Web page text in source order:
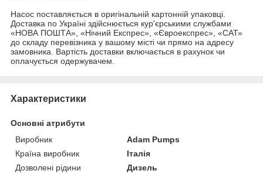
Насос поставляється в оригінальній картонній упаковці.
Доставка по Україні здійснюється кур'єрськими службами
«НОВА ПОШТА», «Нічний Експрес», «Євроекспрес», «САТ»
до складу перевізника у вашому місті чи прямо на адресу
замовника. Вартість доставки включається в рахунок чи
оплачується одержувачем.
Характеристики
Основні атрибути
Виробник
Adam Pumps
Країна виробник
Італія
Дозволені рідини
Дизель